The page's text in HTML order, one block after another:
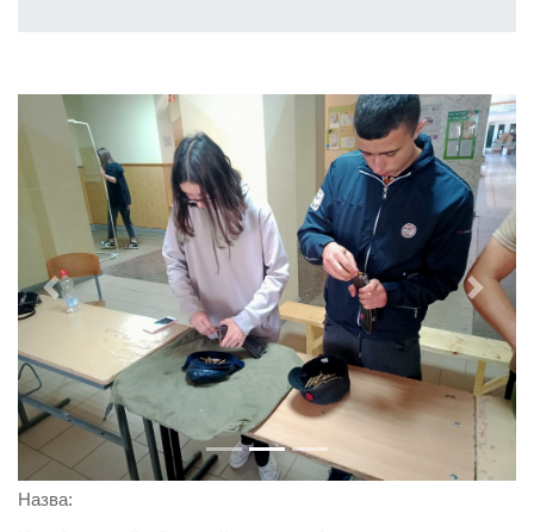
Previous Next
Назва: